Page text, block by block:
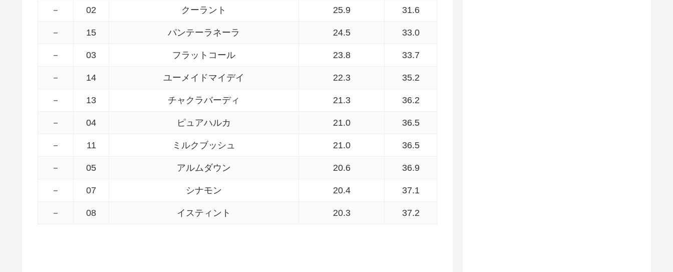
－ 02 クーラント 25.9 31.6
－ 15 パンテーラネーラ 24.5 33.0
－ 03 フラットコール 23.8 33.7
－ 14 ユーメイドマイデイ 22.3 35.2
－ 13 チャクラバーディ 21.3 36.2
－ 04 ピュアハルカ 21.0 36.5
－ 11 ミルクブッシュ 21.0 36.5
－ 05 アルムダウン 20.6 36.9
－ 07 シナモン 20.4 37.1
－ 08 イスティント 20.3 37.2